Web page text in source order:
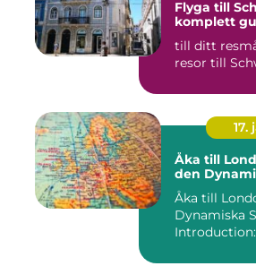
Flyga till
komplett
till ditt resmål Översikt
17.
Åka till
den
Åka till
Dynamiska